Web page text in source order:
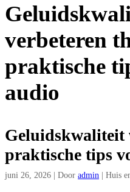
verbeteren
praktische
audio
Geluidskwaliteit
praktische tips
juni 26, 2026 Door admin Huis